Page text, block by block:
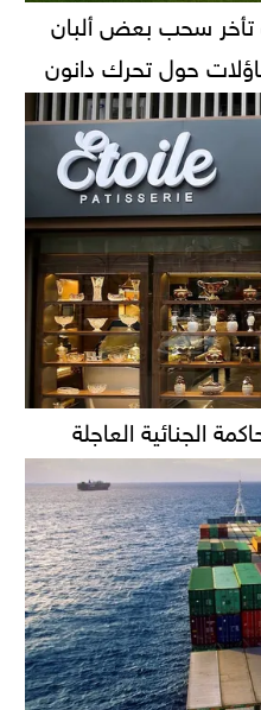
سحب بعض ألبان
حول تحرك دانون
الجنائية العاجلة